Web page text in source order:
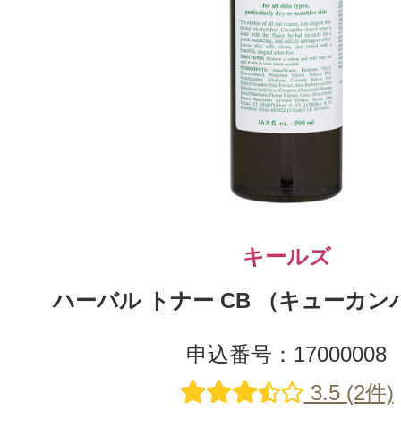
キールズ
ハーバル トナー CB （キューカン
申込番号：17000008
3.5 (2件)